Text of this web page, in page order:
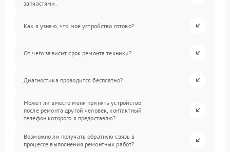
запчастями.
Как я узнаю, что мое устройство готово?
От чего зависит срок ремонта техники?
Диагностика проводится бесплатно?
Может ли вместо меня принять устройство
после ремонта другой человек, контактный
телефон которого я предоставлю?
Возможно ли получать обратную связь в
процессе выполнения ремонтных работ?